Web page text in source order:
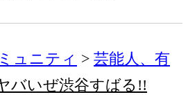
ュニティ
芸能人、有
バいぜ渋谷すばる!!